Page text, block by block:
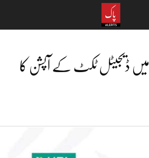
پی ایس ایل 11 میں ڈیجیٹل ٹکٹ کے آپشن کا